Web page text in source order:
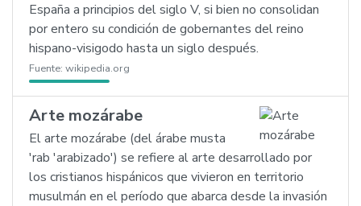
España a principios del siglo V, si bien no consolidan
por entero su condición de gobernantes del reino
hispano-visigodo hasta un siglo después.
Fuente: wikipedia.org
Arte mozárabe
El arte mozárabe (del árabe musta
'rab 'arabizado') se refiere al arte desarrollado por
los cristianos hispánicos que vivieron en territorio
musulmán en el período que abarca desde la invasión